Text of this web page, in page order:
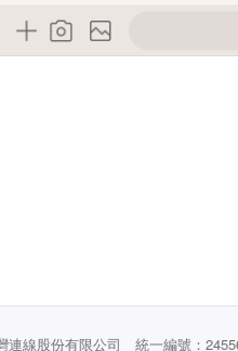
連線股份有限公司 統一編號：